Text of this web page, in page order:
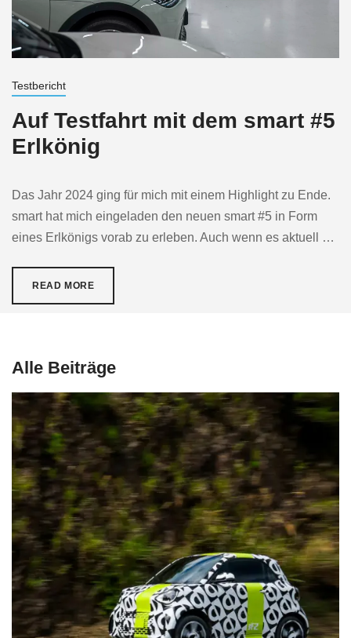
Testbericht
Auf Testfahrt mit dem smart #5
Erlkönig
Das Jahr 2024 ging für mich mit einem Highlight zu Ende.
smart hat mich eingeladen den neuen smart #5 in Form
eines Erlkönigs vorab zu erleben. Auch wenn es aktuell …
READ MORE
Alle Beiträge